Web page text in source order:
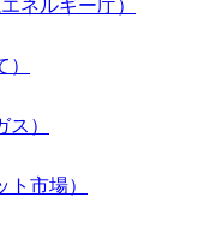
ネルギー庁）
）
市場）